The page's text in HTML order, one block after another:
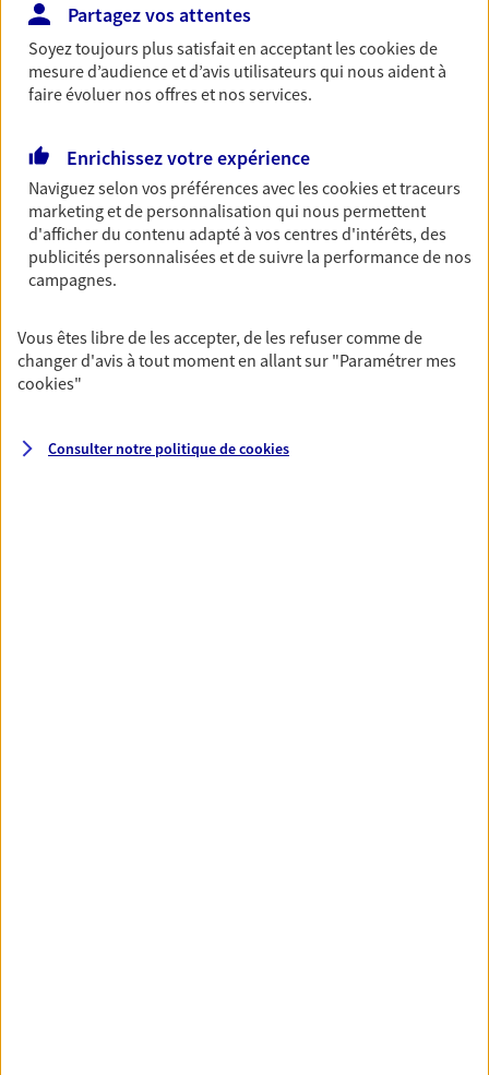
Réalisez vos projets grâce à votre épargne : achat
immobilier, études des enfants ou voyage autour
du monde… Épargnez à votre rythme et
simplement, selon votre profil.
Retraite
Préparez sereinement ce nouveau chapitre de
votre vie avec les conseils d'un expert. Découvrez
notre solution PER (Plan Epargne Retraite)
spécialement conçue pour la retraite.
Découvrir l'offre Retraite
Pour un avenir serein, assurez-vous avec notre
contrat prévoyance. Préservez vos proches en cas
Partagez vos attentes
Soyez toujours plus satisfait en acceptant lescookiesde
mesure d’audience et d’avis utilisateurs qui nous aident à
faire évoluer nos offres et nos services.
Enrichissez votre expérience
Naviguez selon vos préférences avec lescookies et traceurs
marketing et de personnalisation qui nous permettent
d'afficher du contenu adapté à vos centres d'intérêts, des
publicités personnalisées et de suivre la performance de nos
campagnes.
Vous êtes libre de les accepter, de les refuser comme de
changer d'avis à tout moment en allant sur "Paramétrer mes
cookies"
Consulter notre politique decookies